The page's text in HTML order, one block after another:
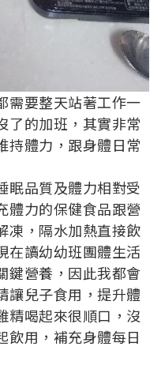
需要整天站著工作一
了的加班，其實非常
持體力，跟身體日常
眠品質及體力相對受
體力的保健食品跟營
凍，隔水加熱直接飲
在讀幼幼班團體生活
鍵營養，因此我都會
讓兒子食用，提升體
精喝起來很順口，沒
飲用，補充身體每日